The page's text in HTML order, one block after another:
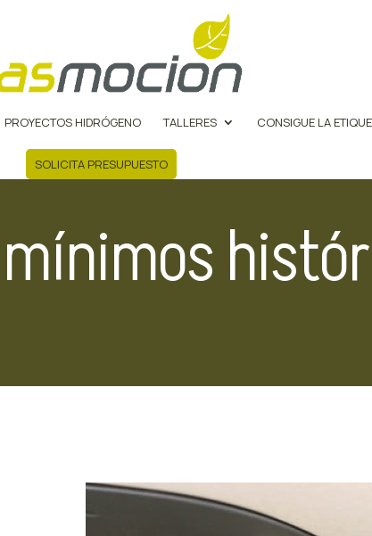
PROYECTOS HIDRÓGENO TALLERES CONSIGUE LA
SOLICITA PRESUPUESTO